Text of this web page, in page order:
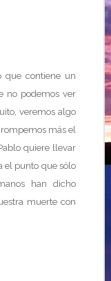
que contiene un
no podemos ver
veremos algo
más el
quiere llevar
el punto que sólo
han dicho
muerte con